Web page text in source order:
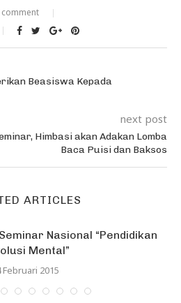
comment
Beasiswa Kepada
next post
Himbasi akan Adakan Lomba
Baca Puisi dan Baksos
ARTICLES
Nasional “Pendidikan
Mental”
Februari 2015